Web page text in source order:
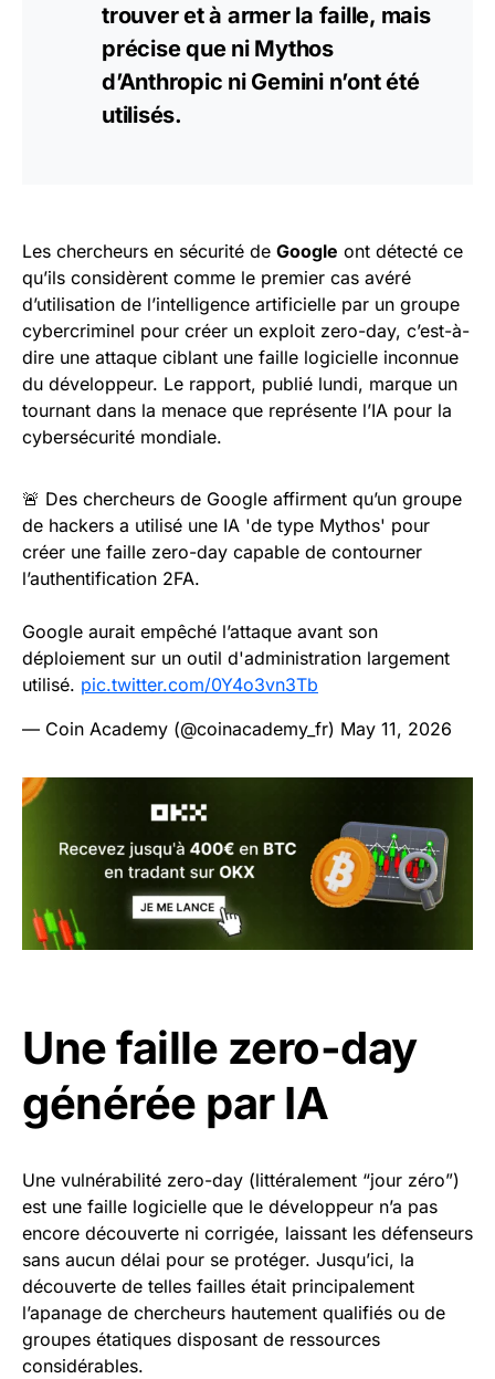
trouver et à armer la faille, mais
précise que ni Mythos
d’Anthropic ni Gemini n’ont été
utilisés.
Les chercheurs en sécurité de Google ont détecté ce
qu’ils considèrent comme le premier cas avéré
d’utilisation de l’intelligence artificielle par un groupe
cybercriminel pour créer un exploit zero-day, c’est-à-
dire une attaque ciblant une faille logicielle inconnue
du développeur. Le rapport, publié lundi, marque un
tournant dans la menace que représente l’IA pour la
cybersécurité mondiale.
🚨 Des chercheurs de Google affirment qu’un groupe
de hackers a utilisé une IA 'de type Mythos' pour
créer une faille zero-day capable de contourner
l’authentification 2FA.
Google aurait empêché l’attaque avant son
déploiement sur un outil d'administration largement
utilisé. pic.twitter.com/0Y4o3vn3Tb
— Coin Academy (@coinacademy_fr) May 11, 2026
Une faille zero-day
générée par IA
Une vulnérabilité zero-day (littéralement “jour zéro”)
est une faille logicielle que le développeur n’a pas
encore découverte ni corrigée, laissant les défenseurs
sans aucun délai pour se protéger. Jusqu’ici, la
découverte de telles failles était principalement
l’apanage de chercheurs hautement qualifiés ou de
groupes étatiques disposant de ressources
considérables.